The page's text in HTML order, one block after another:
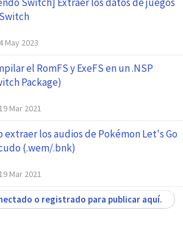
4 May 2023
el RomFS y ExeFS en un .NSP
Package)
Mar 2021
extraer los audios de Pokémon Let's Go
(.wem/.bnk)
Mar 2021
o registrado para publicar aquí.